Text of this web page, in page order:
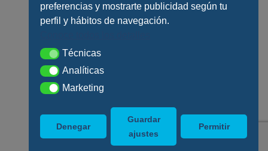
preferencias y mostrarte publicidad según tu
perfil y hábitos de navegación.
TécnicasTécnicas
AnalíticasAnalíticas
MarketingMarketing
Denegar
Guardar
ajustes
Permitir